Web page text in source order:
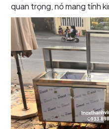
quan trọng, nó mang tính